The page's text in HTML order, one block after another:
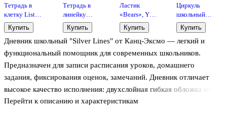
Дневник школьный "Silver Lines" от Канц-Эксмо — легкий и
функциональный помощник для современных школьников.
Предназначен для записи расписания уроков, домашнего
задания, фиксирования оценок, замечаний. Дневник отличает
высокое качество исполнения: двухслойная гибкая обложка из
искусственной кожи с эффектом "soft-touch", что придает
Перейти к описанию и характеристикам
Тетрадь в
клетку Listoff
«Классическая
серия» в
ассортименте,
18 листов
Купить
Тетрадь в
линейку
Listoff
«Классическая
серия» в
ассортименте,
Купить
Ластик
«Bears», Yoi,
5 штук, в
ассортименте
Купить
Циркуль
школьный
«Study Pop»,
с грифелем,
Maped, в
ассортименте
Купить